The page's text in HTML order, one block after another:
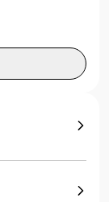
Во второй